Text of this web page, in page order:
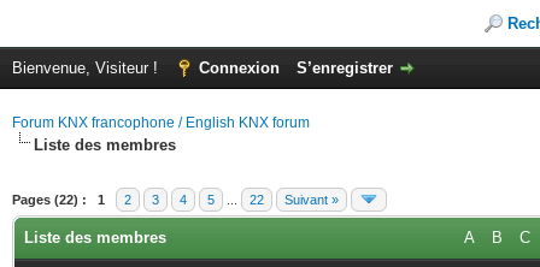
Bienvenue, Visiteur ! Connexion S’enregistrer
Forum KNX francophone / English KNX forum
Liste des membres
Pages (22) : 1 2 3 4 5 22 Suivant »
A B C
Liste des membres